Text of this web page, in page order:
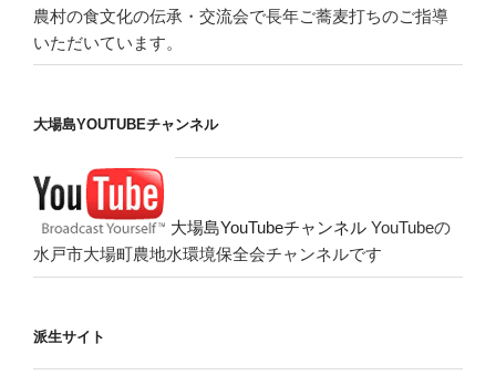
農村の食文化の伝承・交流会で長年ご蕎麦打ちのご指導
いただいています。
大場島YOUTUBEチャンネル
大場島YouTubeチャンネル YouTubeの
水戸市大場町農地水環境保全会チャンネルです
派生サイト